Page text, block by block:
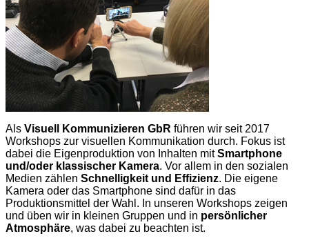
Als Visuell Kommunizieren GbR führen wir seit 2017
Workshops zur visuellen Kommunikation durch. Fokus ist
dabei die Eigenproduktion von Inhalten mitSmartphone
und/oder klassischer Kamera. Vor allem in den sozialen
Medien zählen Schnelligkeit und Effizienz. Die eigene
Kamera oder das Smartphone sind dafür in das
Produktionsmittel der Wahl. In unseren Workshops zeigen
und üben wir in kleinen Gruppen und in persönlicher
Atmosphäre, was dabei zu beachten ist.